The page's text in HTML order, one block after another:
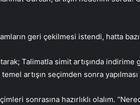
geri çekilmesi istendi, hatta bazı
Talimatla simit artışında indirime
artışın seçimden sonra
sonrasına hazırlıklı olalım.